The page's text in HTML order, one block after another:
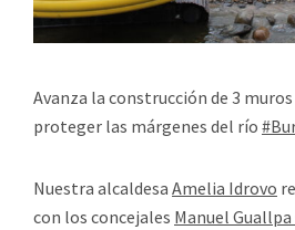
Avanza la construcción de 3
proteger las márgenes del río
Nuestra alcaldesa Amelia Idrovo
con los concejales Manuel Guallpa